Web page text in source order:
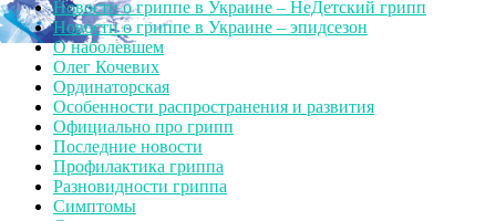
Новости о гриппе в Украине – НеДетский грипп
Новости о гриппе в Украине – эпидсезон
О наболевшем
Олег Кочевих
Ординаторская
Особенности распространения и развития
Официально про грипп
Последние новости
Профилактика гриппа
Разновидности гриппа
Симптомы